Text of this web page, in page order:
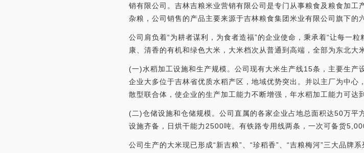
销有限公司。吉林吉粮米业营销有限公司是专门从事粮食及粮食加
杂粮，公司销售的产品主要来源于吉林粮食集团米业有限公司旗下的
公司肩负着“为耕者谋利，为食者造福”的企业使命，秉承着“让每一
康、清香的有机和绿色大米，大米档次从普通到高端，全部为东北大米
(一)水稻加工设施和生产规模。公司现有大米生产线15条，主要生产
企业大多位于吉林省优质水稻产区，地域优势突出。并以主厂为中
散型联合体，使企业的生产加工能力不断增强，年水稻加工能力可达
(二)仓储设施和仓储规模。公司直属的各家企业占地总面积达50万
设施齐备，日烘干能力2500吨。有铁路专用线两条，一次可备货
公司生产的大米现已形成“新吉粮”、“珍稻香”、“吉粮梅河”三大品牌